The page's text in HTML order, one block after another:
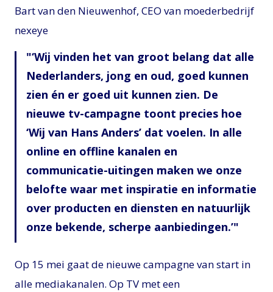
Bart van den Nieuwenhof, CEO van moederbedrijf
nexeye
‘Wij vinden het van groot belang dat alle
Nederlanders, jong en oud, goed kunnen
zien én er goed uit kunnen zien. De
nieuwe tv-campagne toont precies hoe
‘Wij van Hans Anders’ dat voelen. In alle
online en offline kanalen en
communicatie-uitingen maken we onze
belofte waar met inspiratie en informatie
over producten en diensten en natuurlijk
onze bekende, scherpe aanbiedingen.’
Op 15 mei gaat de nieuwe campagne van start in
alle mediakanalen. Op TV met een